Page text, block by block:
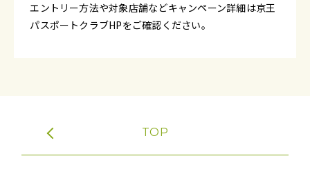
エントリー方法や対象店舗などキャンペーン詳細は京王
パスポートクラブHPをご確認ください。
TOP